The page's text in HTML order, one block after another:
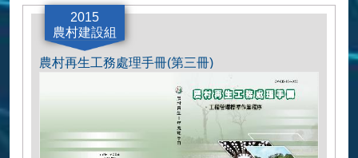
農村再生工務處理手冊(第二冊)
2015
農村建設組
農村再生工務處理手冊(第三冊)